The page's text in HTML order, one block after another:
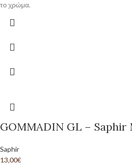
το χρώμα.
GOMMADIN GL – Saphir
Saphir
13,00€